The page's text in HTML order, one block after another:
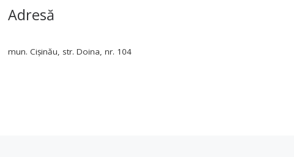
Adresă
mun. Cișinău, str. Doina, nr. 104